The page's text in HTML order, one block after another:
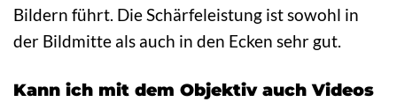
Bildern führt. Die Schärfeleistung ist sowohl in
der Bildmitte als auch in den Ecken sehr gut.
Kann ich mit dem Objektiv auch Videos